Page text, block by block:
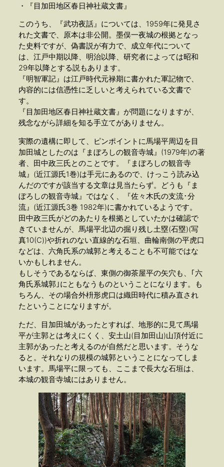
・『目加田地区春日神社蔵文書』
このうち、『武功夜話』については、1959年に発見さ
れた文書で、原本は非公開。墨俣一夜城の根拠となっ
た史料ですが、偽書説が有力で、成立年代について
は、江戸中期以降、明治以降、研究者によっては昭和
29年以降とする説もあります。
『明智軍記』は江戸時代元禄期に書かれた軍記物で、
内容的には信憑性に乏しいと考えられている文書で
す。
『目加田地区春日神社蔵文書』が問題になりますが、
残念ながら詳細を知る手立てがありません。
実際の遺構に即して、ピンポイントに馬場平周辺を目
加田城としたのは『まぼろしの観音寺城』(1979年)の著
者、田中政三氏とのことです。『まぼろしの観音寺
城』(近江源氏1巻)は手元にあるので、けっこう読み込
んだのですが該当する文章は見当たらず。どうも『ま
ぼろしの観音寺城』ではなく、『佐々木氏の支流･分
流』(近江源氏3巻 1982年)に書かれているようです。
田中政三氏がどのあたりを根拠としていたかは確認で
きていませんが、馬場平北辺の掘り残し土塁(石塁)(写
真10(C))や折れのない直線的な石垣、曲輪南側の平虎口
などは、六角氏系の城郭と考えることも不可能ではな
いかもしれません。
もしそうであるならば、東側の御茶屋平の矢穴も、｢六
角氏系城郭｣にともなうものということになります。も
ちろん、その場合外枡形虎口は織田時代に積み直され
たということになりますが。
ただ、目加田城があったとすれば、地形的に見て馬場
平が主郭とは考えにくく、安土山(目加田山)山頂付近に
主郭があったと考えるのが自然だと思います。そうな
ると。それなりの規模の城郭ということになってしま
います。馬場平に限っても、ここまで長大な石垣は、
本城の観音寺城にはありません。